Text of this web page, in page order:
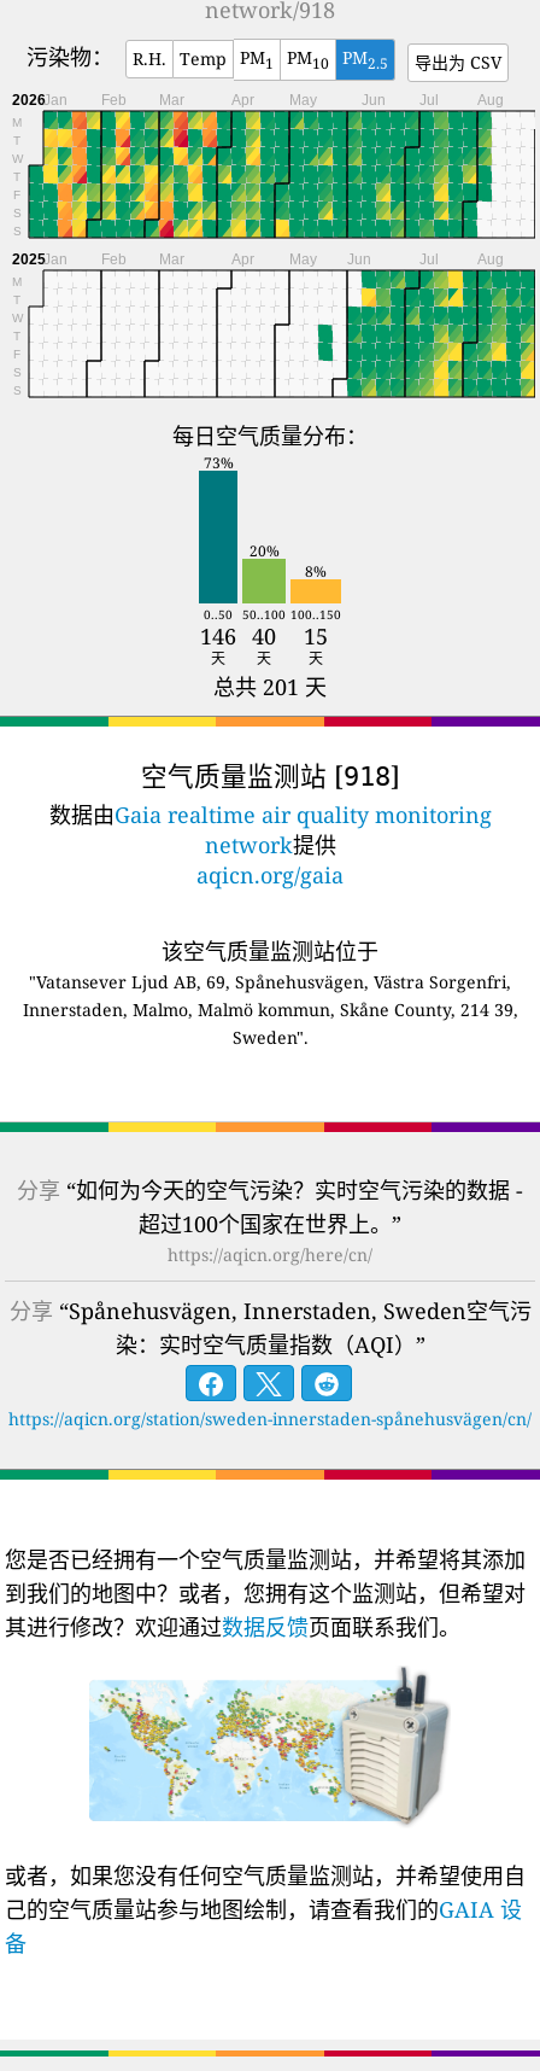
network/918
污染物：
R.H. Temp PM1 PM10 PM2.5 导出为 CSV
2026
M
T
W
T
F
S
S
Jan Feb Mar Apr May Jun Jul Aug
2025
M
T
W
T
F
S
S
Jan Feb Mar Apr May Jun Jul Aug
每日空气质量分布：
73%
20%
8%
0..50 50..100 100..150
146 40 15
天 天 天
总共 201 天
空气质量监测站 [918]
数据由Gaia realtime air quality monitoring
network提供
aqicn.org/gaia
该空气质量监测站位于
"Vatansever Ljud AB, 69, Spånehusvägen, Västra Sorgenfri,
Innerstaden, Malmo, Malmö kommun, Skåne County, 214 39,
Sweden".
分享 “如何为今天的空气污染？实时空气污染的数据 -
超过100个国家在世界上。”
https://aqicn.org/here/cn/
分享 “Spånehusvägen, Innerstaden, Sweden空气污
染：实时空气质量指数（AQI）”
https://aqicn.org/station/sweden-innerstaden-spånehusvägen/cn/
您是否已经拥有一个空气质量监测站，并希望将其添加
到我们的地图中？或者，您拥有这个监测站，但希望对
其进行修改？欢迎通过数据反馈页面联系我们。
或者，如果您没有任何空气质量监测站，并希望使用自
己的空气质量站参与地图绘制，请查看我们的GAIA 设
备